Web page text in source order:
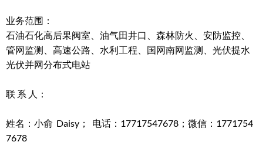
业务范围：
石油石化高后果阀室、油气田井口、森林防火、安防监控、
管网监测、高速公路、水利工程、国网南网监测、光伏提水
光伏并网分布式电站
联 系 人：
姓名：小俞 Daisy； 电话：17717547678；微信：1771754
7678